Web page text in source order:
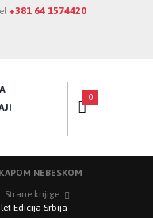
+381 64 1574420
0
NEBESKOM
Strane knjige
Edicija Srbija